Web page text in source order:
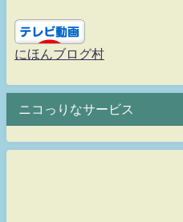
にほんブログ村
ニコっりなサービス